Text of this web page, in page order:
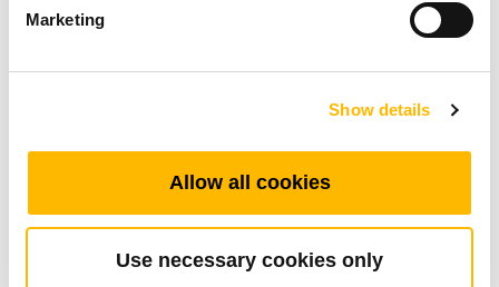
Marketing
Show details
Allow all cookies
Use necessary cookies only
日よけを展開するために登ったり、手を伸ばし
後部ドアパネルにアクチュエータを取り付け
て、作業台リフトや折りたたみ式傾斜板を操作
することもできます。これにより、バイク、ス
クーター、車椅子などの重くてかさばる機器を
容易に積載できます。